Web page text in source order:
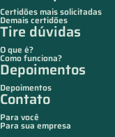
Certidões mais solicitadas
Demais certidões
Tire dúvidas
O que é?
Como funciona?
Depoimentos
Depoimentos
Contato
Para você
Para sua empresa